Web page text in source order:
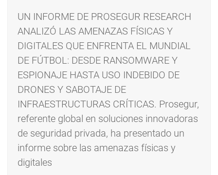
UN INFORME DE PROSEGUR RESEARCH
ANALIZÓ LAS AMENAZAS FÍSICAS Y
DIGITALES QUE ENFRENTA EL MUNDIAL
DE FÚTBOL: DESDE RANSOMWARE Y
ESPIONAJE HASTA USO INDEBIDO DE
DRONES Y SABOTAJE DE
INFRAESTRUCTURAS CRÍTICAS. Prosegur,
referente global en soluciones innovadoras
de seguridad privada, ha presentado un
informe sobre las amenazas físicas y
digitales